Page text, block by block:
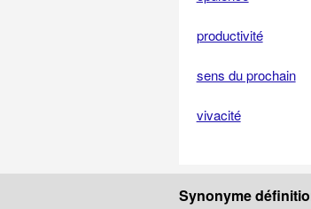
productivité
sens du prochain
vivacité
Synonyme